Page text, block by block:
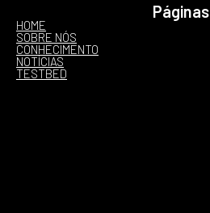
Páginas
HOME
SOBRE NÓS
CONHECIMENTO
NOTÍCIAS
TESTBED